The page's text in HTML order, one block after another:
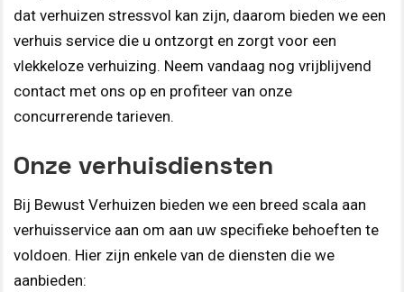
dat verhuizen stressvol kan zijn, daarom bieden we een
verhuis service die u ontzorgt en zorgt voor een
vlekkeloze verhuizing. Neem vandaag nog vrijblijvend
contact met ons op en profiteer van onze
concurrerende tarieven.
Onze verhuisdiensten
Bij Bewust Verhuizen bieden we een breed scala aan
verhuisservice aan om aan uw specifieke behoeften te
voldoen. Hier zijn enkele van de diensten die we
aanbieden: